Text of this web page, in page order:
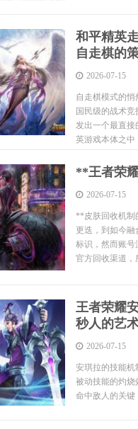
和平精英
自走棋的
2026-07-15
自走棋模式的
国民级的战术
发出一个最直接
英游戏本体之中
**王者荣
2026-07-15
**皮肤回收机制
更迭，到如今融
标识，然而账号
官方回收渠道，
王者荣耀
秒人的艺术
2026-07-15
安琪拉的技能机
被动技能的灼烧
命中敌人的关键